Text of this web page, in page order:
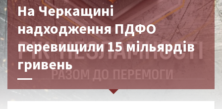
На Черкащині
надходження ПДФО
перевищили 15 мільярдів
гривень